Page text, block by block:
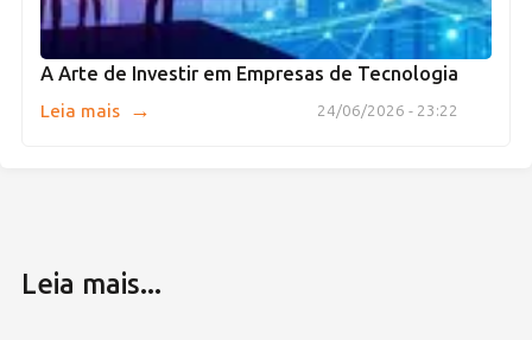
A Arte de Investir em Empresas de Tecnologia
24/06/2026 - 23:22
Leia mais →
Leia mais...